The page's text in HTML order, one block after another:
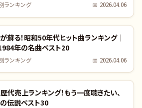
ランキング 📅 2026.04.06
蘇る！昭和50年代ヒット曲ランキング｜
年の名曲ベスト20
ランキング 📅 2026.04.06
代売上ランキング！もう一度聴きたい、
伝説ベスト30